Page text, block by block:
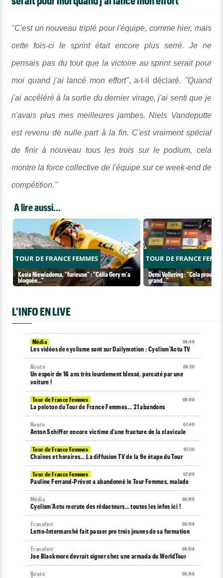
"C'est un nouveau triplé pour l'équipe, comme hier, mais
cette fois-ci le sprint était encore plus serré. Je ne
pensais pas du tout que la victoire au sprint serait pour
moi quand j'ai lancé mon effort", a-t-il déclaré. "Quand
j'ai accéléré à la sortie du dernier virage, j'ai senti que je
n'avais plus mes meilleures jambes. Niels Vandeputte
est revenu de nulle part à la fin. C'est vraiment spécial
de finir à nouveau tous les trois sur le podium, cela
montre la force collective de l'équipe sur ce week-end de
compétition."
A lire aussi...
TOUR DE FRANCE FEMMES
Kasia Niewiadoma, "furieuse" : "Célia Gery m'a
bloquée..."
TOUR DE FRANCE
Demi Vollering : "Cela prouve
grand..."
L'INFO EN LIVE
08:40
Média
Les vidéos de cyclisme sont sur Dailymotion : Cyclism'Actu TV
08:20
Route
Un espoir de 16 ans très lourdement blessé, percuté par une
voiture !
08:00
Tour de France Femmes
La peloton du Tour de France Femmes... 21 abandons
07:40
Route
Anton Schiffer encore victime d'une fracture de la clavicule
07:20
Tour de France Femmes
Chaînes et horaires… La diffusion TV de la 9e étape du Tour
07:00
Tour de France Femmes
Pauline Ferrand-Prévot a abandonné le Tour Femmes, malade
08/08
Média
Cyclism’Actu recrute des rédacteurs… toutes les infos ici !
08/08
Transfert
Lotto-Intermarché fait passer pro trois jeunes de sa formation
08/08
Transfert
Joe Blackmore devrait signer chez une armada du WorldTour
08/08
Route